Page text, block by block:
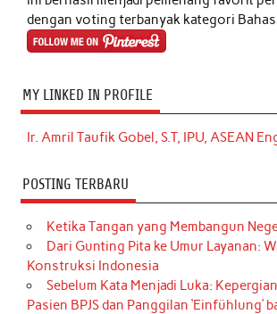
dengan voting terbanyak kategori
MY LINKED IN PROFILE
Ir. Amril Taufik Gobel, S.T, IPU, ASEAN
POSTING TERBARU
Ketika Tangan yang Membangun
Dari Gunting Pita ke Umur Layanan:
Konstruksi Indonesia
Sebelum Kata Menjadi Luka:
Pasien BPJS dan Panggilan ‘Einfühlung’